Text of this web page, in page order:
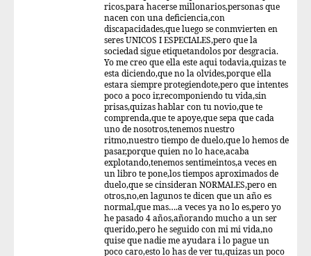
ricos,para hacerse millonarios,personas que
nacen con una deficiencia,con
discapacidades,que luego se conmvierten en
seres UNICOS I ESPECIALES,pero que la
sociedad sigue etiquetandolos por desgracia.
Yo me creo que ella este aqui todavia,quizas te
esta diciendo,que no la olvides,porque ella
estara siempre protegiendote,pero que intentes
poco a poco ir,recomponiendo tu vida,sin
prisas,quizas hablar con tu novio,que te
comprenda,que te apoye,que sepa que cada
uno de nosotros,tenemos nuestro
ritmo,nuestro tiempo de duelo,que lo hemos de
pasar,porque quien no lo hace,acaba
explotando,tenemos sentimeintos,a veces en
un libro te pone,los tiempos aproximados de
duelo,que se cinsideran NORMALES,pero en
otros,no,en lagunos te dicen que un año es
normal,que mas….a veces ya no lo es,pero yo
he pasado 4 años,añorando mucho a un ser
querido,pero he seguido con mi mi vida,no
quise que nadie me ayudara i lo pague un
poco caro,esto lo has de ver tu,quizas un poco